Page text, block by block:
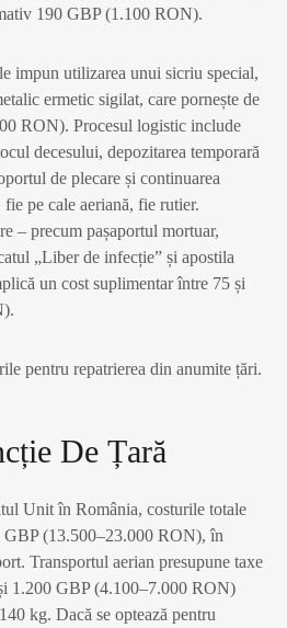
190 GBP (1.100 RON).
impun utilizarea unui sicriu special,
ermetic sigilat, care pornește de
RON). Procesul logistic include
decesului, depozitarea temporară
de plecare și continuarea
pe cale aeriană, fie rutier.
– precum pașaportul mortuar,
„Liber de infecție” și apostila
un cost suplimentar între 75 și
pentru repatrierea din anumite țări.
De Țară
Unit în România, costurile totale
(13.500–23.000 RON), în
Transportul aerian presupune taxe
1.200 GBP (4.100–7.000 RON)
kg. Dacă se optează pentru